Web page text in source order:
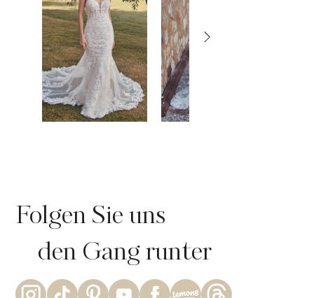
Folgen Sie uns
den Gang runter